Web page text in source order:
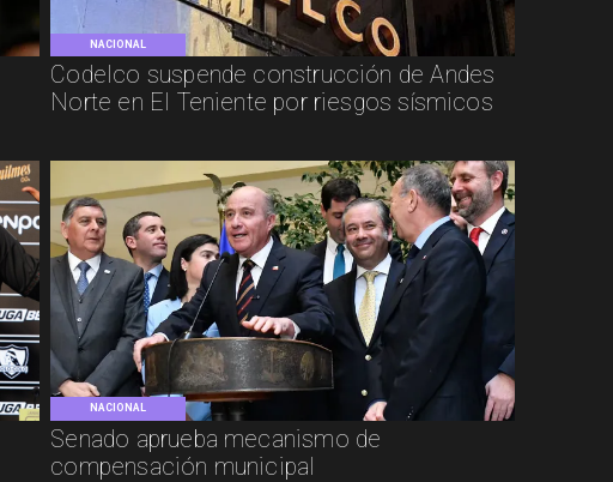
NACIONAL
Codelco suspende construcción de Andes
Norte en El Teniente por riesgos sísmicos
NACIONAL
Senado aprueba mecanismo de
compensación municipal